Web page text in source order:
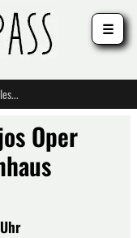
Gian Francesco de Majos Oper „Alessandro“ im Opernhaus Mannheim
Oper
☰